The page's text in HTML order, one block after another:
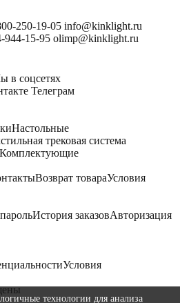
250-19-05 info@kinklight.ru
944-15-95 olimp@kinklight.ru
в соцсетях
Телеграм
Настольные
трековая система
Комплектующие
Возврат товараУсловия
История заказовАвторизация
Условия
технологии для анализа